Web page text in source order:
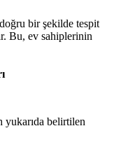
doğru bir şekilde tespit
Bu, ev sahiplerinin
yukarıda belirtilen